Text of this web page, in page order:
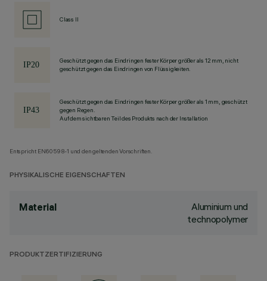
Class II
Geschützt gegen das Eindringen fester Körper größer als 12 mm, nicht
geschützt gegen das Eindringen von Flüssigkeiten.
Geschützt gegen das Eindringen fester Körper größer als 1 mm, geschützt
gegen Regen.
Auf dem sichtbaren Teil des Produkts nach der Installation
Entspricht EN60598-1 und den geltenden Vorschriften.
PHYSIKALISCHE EIGENSCHAFTEN
Material
Aluminium und
technopolymer
PRODUKTZERTIFIZIERUNG